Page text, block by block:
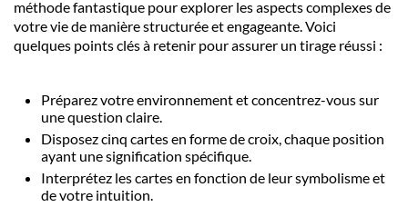
méthode fantastique pour explorer les aspects complexes de
votre vie de manière structurée et engageante. Voici
quelques points clés à retenir pour assurer un tirage réussi :
Préparez votre environnement et concentrez-vous sur
une question claire.
Disposez cinq cartes en forme de croix, chaque position
ayant une signification spécifique.
Interprétez les cartes en fonction de leur symbolisme et
de votre intuition.